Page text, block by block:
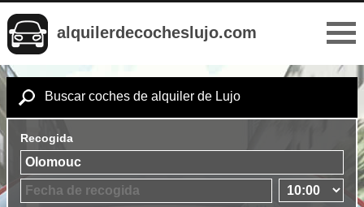
alquilerdecocheslujo.com
Buscar coches de alquiler de Lujo
Recogida